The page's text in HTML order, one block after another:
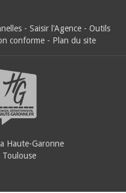
- Saisir l'Agence - Outils
conforme - Plan du site
Haute-Garonne